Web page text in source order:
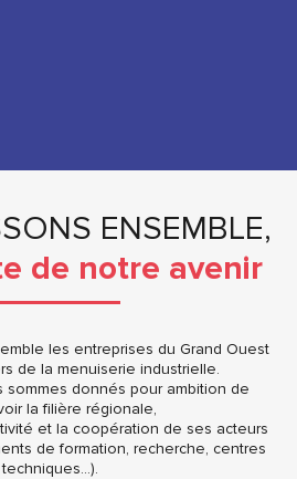
ENSEMBLE,
de notre avenir
les entreprises du Grand Ouest
de la menuiserie industrielle.
sommes donnés pour ambition de
la filière régionale,
et la coopération de ses acteurs
de formation, recherche, centres
techniques…).